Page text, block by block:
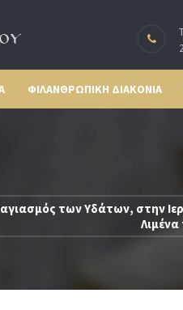
ΦΙΛΑΝΘΡΩΠΙΚΗ ΔΙΑΚΟΝΙΑ
των Υδάτων, στην